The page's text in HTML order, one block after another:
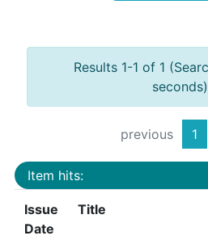
Results 1-1 of 1
previous 1
Item hits:
Issue
Date
Title